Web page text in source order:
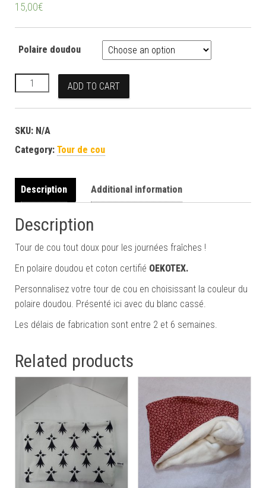
15,00€
Polaire doudou
Tour de cou Violet prune quantity
ADD TO CART
SKU: N/A
Category: Tour de cou
Description Additional information
Description
Tour de cou tout doux pour les journées fraîches !
En polaire doudou et coton certifié OEKOTEX.
Personnalisez votre tour de cou en choisissant la couleur du
polaire doudou. Présenté ici avec du blanc cassé.
Les délais de fabrication sont entre 2 et 6 semaines.
Related products